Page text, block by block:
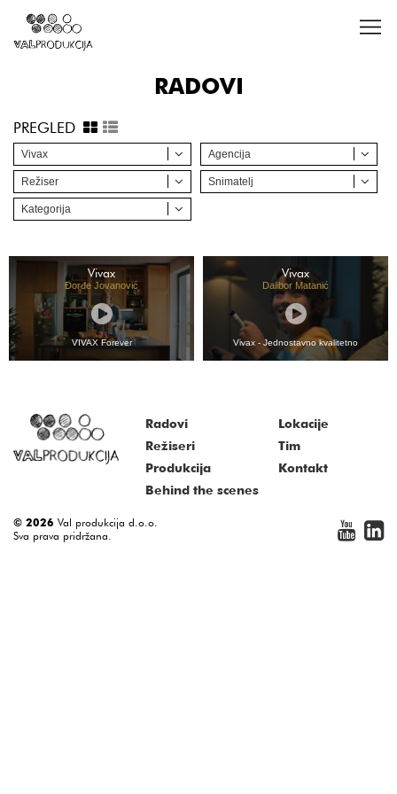
RADOVI
PREGLED
Vivax Agencija
Režiser Snimatelj
Kategorija
Vivax
Đorđe Jovanović
VIVAX Forever
Vivax
Dalibor Matanić
Vivax - Jednostavno kvalitetno
Radovi
Režiseri
Produkcija
Lokacije
Tim
Kontakt
Behind the scenes
© 2026 Val produkcija d.o.o.
Sva prava pridržana.